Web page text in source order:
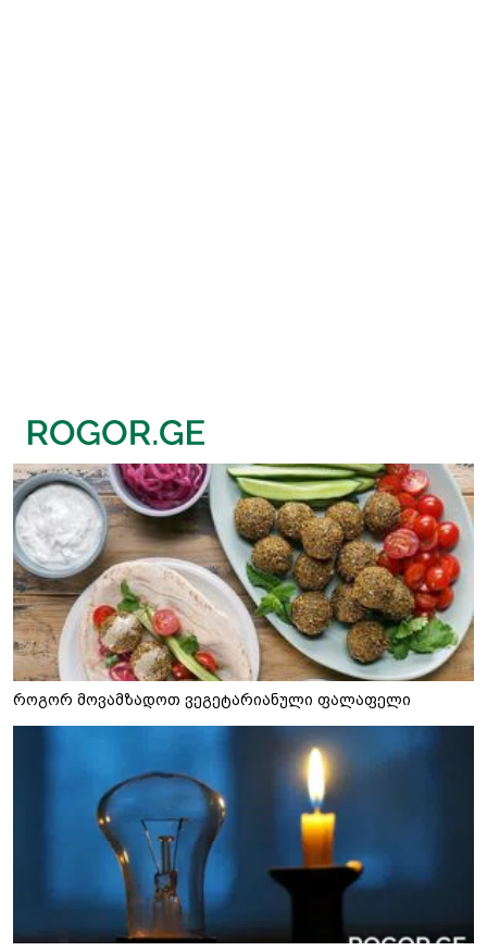
როგორ მოვამზადოთ ვეგეტარიანული ფალაფელი